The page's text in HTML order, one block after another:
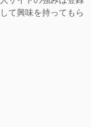
て興味を持ってもら